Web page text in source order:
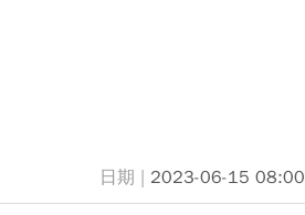
2023-06-15 08:00